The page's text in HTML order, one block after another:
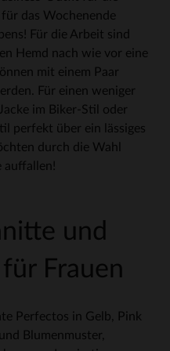
das Wochenende
Für die Arbeit sind
Hemd nach wie vor eine
mit einem Paar
Für einen weniger
im Biker-Stil oder
perfekt über ein lässiges
durch die Wahl
auffallen!
und
Frauen
Perfectos in Gelb, Pink
Blumenmuster,